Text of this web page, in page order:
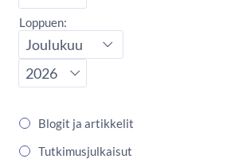
Loppuen:
Lopetuskuukausi
Lopetusvuosi
Blogit ja artikkelit
Tutkimusjulkaisut